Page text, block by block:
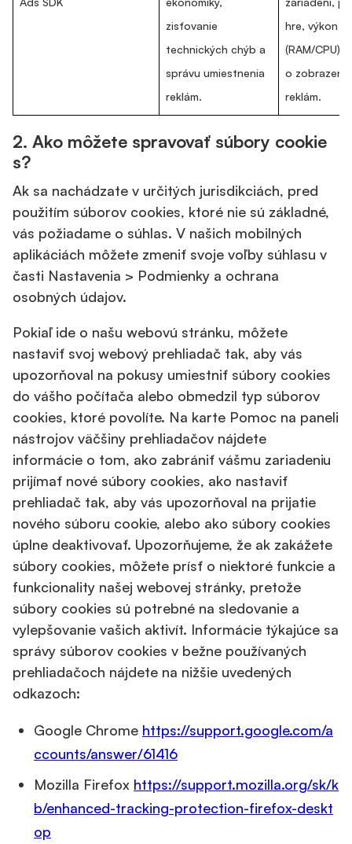
zisťovanie
technických chýb a
správu umiestnenia
reklám.
hre, výkon
(RAM/CPU)
o
reklám.
2. Ako môžete spravovať súbory cookie
s?
Ak sa nachádzate v určitých jurisdikciách, pred
použitím súborov cookies, ktoré nie sú základné,
vás požiadame o súhlas. V našich mobilných
aplikáciách môžete zmeniť svoje voľby súhlasu v
časti Nastavenia > Podmienky a ochrana
osobných údajov.
Pokiaľ ide o našu webovú stránku, môžete
nastaviť svoj webový prehliadač tak, aby vás
upozorňoval na pokusy umiestniť súbory cookies
do vášho počítača alebo obmedzil typ súborov
cookies, ktoré povolíte. Na karte Pomoc na paneli
nástrojov väčšiny prehliadačov nájdete
informácie o tom, ako zabrániť vášmu zariadeniu
prijímať nové súbory cookies, ako nastaviť
prehliadač tak, aby vás upozorňoval na prijatie
nového súboru cookie, alebo ako súbory cookies
úplne deaktivovať. Upozorňujeme, že ak zakážete
súbory cookies, môžete prísť o niektoré funkcie a
funkcionality našej webovej stránky, pretože
súbory cookies sú potrebné na sledovanie a
vylepšovanie vašich aktivít. Informácie týkajúce sa
správy súborov cookies v bežne používaných
prehliadačoch nájdete na nižšie uvedených
odkazoch:
Google Chrome https://support.google.com/a
ccounts/answer/61416
Mozilla Firefox https://support.mozilla.org/sk/k
b/enhanced-tracking-protection-firefox-deskt
op